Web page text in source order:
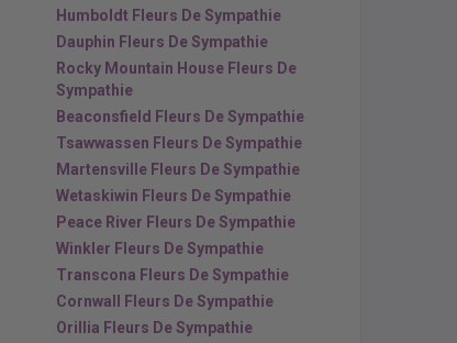
Humboldt Fleurs De Sympathie
Dauphin Fleurs De Sympathie
Rocky Mountain House Fleurs De
Sympathie
Beaconsfield Fleurs De Sympathie
Tsawwassen Fleurs De Sympathie
Martensville Fleurs De Sympathie
Wetaskiwin Fleurs De Sympathie
Peace River Fleurs De Sympathie
Winkler Fleurs De Sympathie
Transcona Fleurs De Sympathie
Cornwall Fleurs De Sympathie
Orillia Fleurs De Sympathie